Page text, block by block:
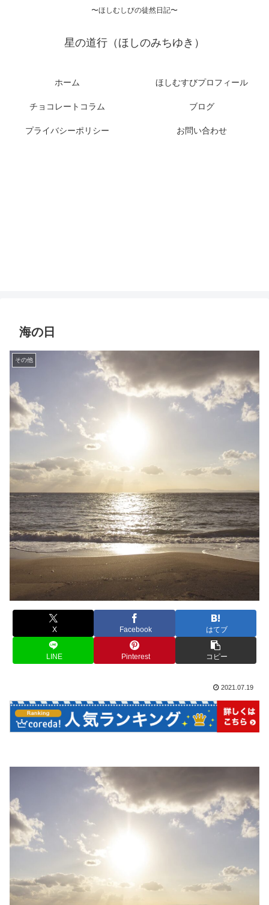
〜ほしむしびの徒然日記〜
星の道行（ほしのみちゆき）
ホーム ほしむすびプロフィール
チョコレートコラム ブログ
プライバシーポリシー お問い合わせ
海の日
その他
X Facebook はてブ
LINE Pinterest コピー
2021.07.19